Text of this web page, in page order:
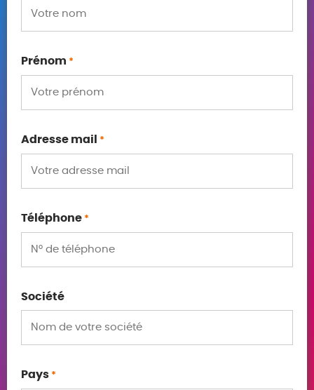
Prénom *
Adresse mail *
Téléphone *
Société
Pays *